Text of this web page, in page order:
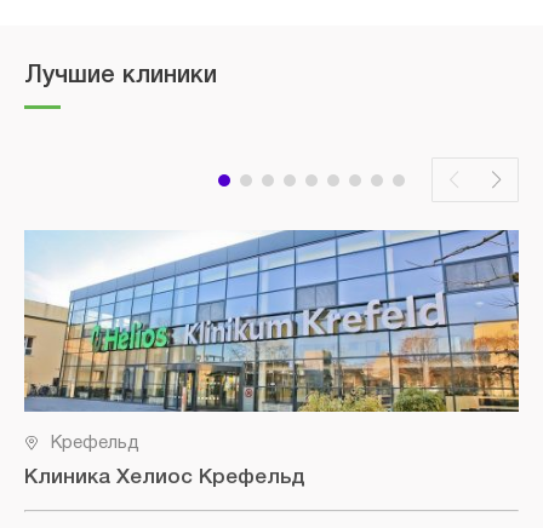
Лучшие клиники
Крефельд
Клиника Хелиос Крефельд